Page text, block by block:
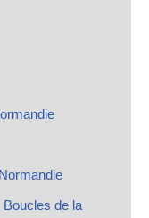
de la